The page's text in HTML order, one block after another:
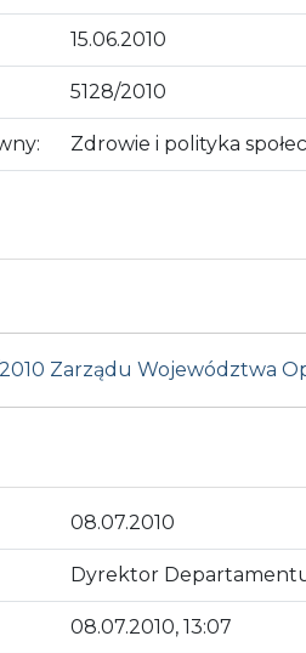
15.06.2010
5128/2010
Zdrowie i polityka
Zarządu Województwa
08.07.2010
Dyrektor Departamentu
08.07.2010, 13:07